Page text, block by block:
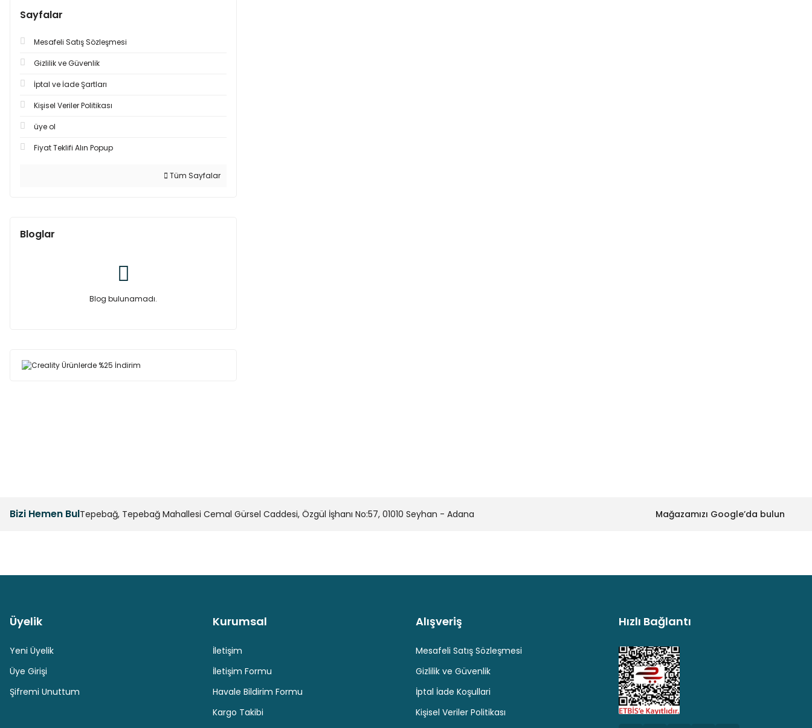
Sayfalar
Mesafeli Satış Sözleşmesi
Gizlilik ve Güvenlik
İptal ve İade Şartları
Kişisel Veriler Politikası
üye ol
Fiyat Teklifi Alın Popup
Tüm Sayfalar
Bloglar
Blog bulunamadı.
Bizi Hemen BulTepebağ, Tepebağ Mahallesi Cemal Gürsel Caddesi, Özgül İşhanı No:57, 01010 Seyhan - Adana Mağazamızı Google’da bulun
Güvenli Ödeme Hediyeli Ürün Seçenekleri
Üyelik
Yeni Üyelik
Üye Girişi
Şifremi Unuttum
Kurumsal
İletişim
İletişim Formu
Havale Bildirim Formu
Kargo Takibi
Alışveriş
Mesafeli Satış Sözleşmesi
Gizlilik ve Güvenlik
İptal İade Koşullari
Kişisel Veriler Politikası
Hızlı Bağlantı